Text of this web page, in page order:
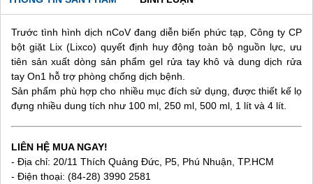
Trước tình hình dịch nCoV đang diễn biến phức tạp, Công ty CP
bột giặt Lix (Lixco) quyết định huy động toàn bộ nguồn lực, ưu
tiên sản xuất dòng sản phẩm gel rửa tay khô và dung dịch rửa
tay On1 hỗ trợ phòng chống dịch bệnh.
Sản phẩm phù hợp cho nhiều mục đích sử dụng, được thiết kế lọ
đựng nhiều dung tích như 100 ml, 250 ml, 500 ml, 1 lít và 4 lít.
LIÊN HỆ MUA NGAY!
- Địa chỉ: 20/11 Thích Quảng Đức, P5, Phú Nhuận, TP.HCM
- Điện thoại: (84-28) 3990 2581